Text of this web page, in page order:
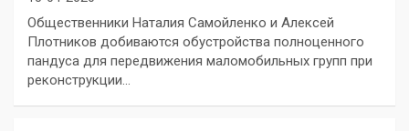
Общественники Наталия Самойленко и Алексей
Плотников добиваются обустройства полноценного
пандуса для передвижения маломобильных групп при
реконструкции…